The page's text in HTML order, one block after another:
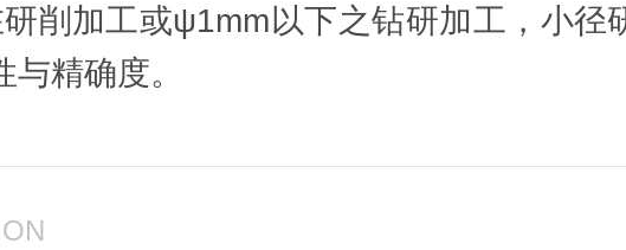
削加工或ψ1mm以下之钻研加工，小径
精确度。